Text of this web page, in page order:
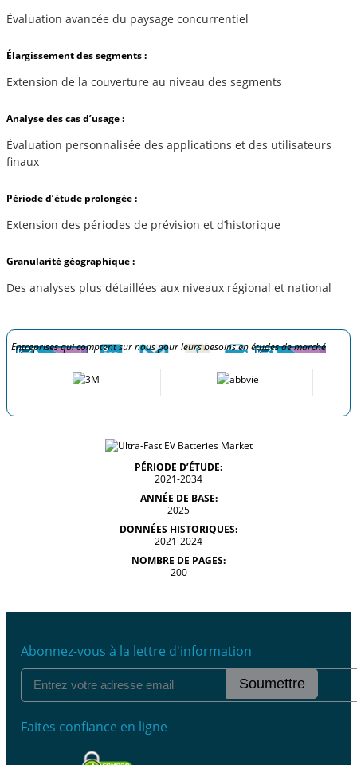
Évaluation avancée du paysage concurrentiel
Élargissement des segments :
Extension de la couverture au niveau des segments
Analyse des cas d’usage :
Évaluation personnalisée des applications et des utilisateurs
finaux
Période d’étude prolongée :
Extension des périodes de prévision et d’historique
Granularité géographique :
Des analyses plus détaillées aux niveaux régional et national
Entreprises qui comptent sur nous pour leurs besoins en études de marché
PÉRIODE D’ÉTUDE:
2021-2034
ANNÉE DE BASE:
2025
DONNÉES HISTORIQUES:
2021-2024
NOMBRE DE PAGES:
200
Abonnez-vous à la lettre d'information
Soumettre
Faites confiance en ligne